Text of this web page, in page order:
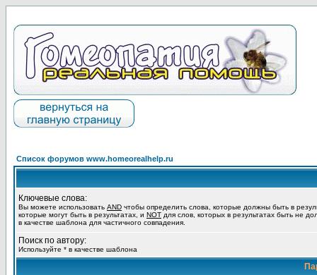
Список форумов www.homeorealhelp.ru
Ключевые слова:
Вы можете использовать AND чтобы определить слова, которые должны быть в
которые могут быть в результатах, и NOT для слов, которых в результатах быть не
в качестве шаблона для частичного совпадения.
Поиск по автору:
Используйте * в качестве шаблона